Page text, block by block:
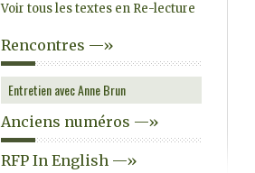
Voir tous les textes en Re-lecture
Rencontres —»
Entretien avec Anne Brun
Anciens numéros —»
RFP In English —»